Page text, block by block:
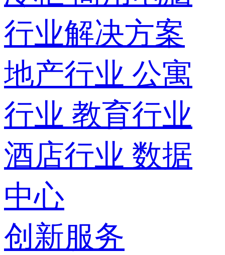
行业解决方案
地产行业 公寓
行业 教育行业
酒店行业 数据
中心
创新服务